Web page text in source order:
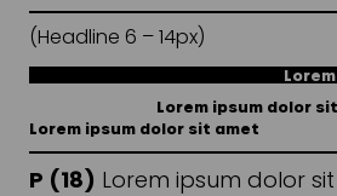
(Headline 6 – 14px)
Lorem ipsum dolor
Lorem ipsum dolor sit amet
P (18) Lorem ipsum dolor